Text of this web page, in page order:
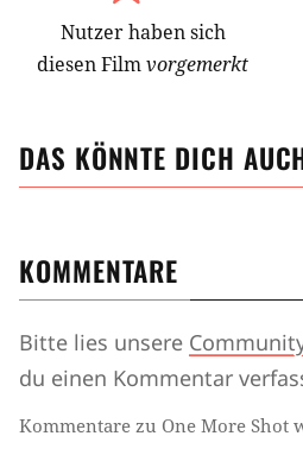
Nutzerhabensich
diesen Filmvorgemerkt
DAS KÖNNTE DICH
KOMMENTARE
Bitte lies unsere
du einen Kommentar
Kommentare zu One More Shot